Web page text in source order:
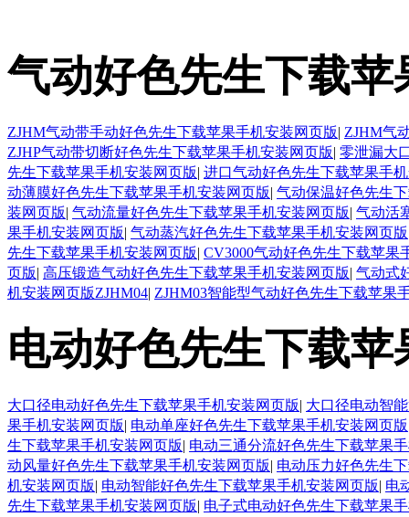
气动好色先生下载
ZJHM气动带手动好色先生下载苹果手机安装网页版| ZJHM气
ZJHP气动带切断好色先生下载苹果手机安装网页版| 零泄漏大
先生下载苹果手机安装网页版| 进口气动好色先生下载苹果手
动薄膜好色先生下载苹果手机安装网页版| 气动保温好色先生
装网页版| 气动流量好色先生下载苹果手机安装网页版| 气动活
果手机安装网页版| 气动蒸汽好色先生下载苹果手机安装网页版
先生下载苹果手机安装网页版| CV3000气动好色先生下载苹果
页版| 高压锻造气动好色先生下载苹果手机安装网页版| 气动式
机安装网页版ZJHM04| ZJHM03智能型气动好色先生下载苹果
电动好色先生下载
大口径电动好色先生下载苹果手机安装网页版| 大口径电动智
果手机安装网页版| 电动单座好色先生下载苹果手机安装网页版
生下载苹果手机安装网页版| 电动三通分流好色先生下载苹果
动风量好色先生下载苹果手机安装网页版| 电动压力好色先生
机安装网页版| 电动智能好色先生下载苹果手机安装网页版| 电
先生下载苹果手机安装网页版| 电子式电动好色先生下载苹果